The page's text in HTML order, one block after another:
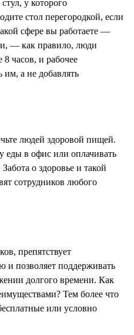
у которого
стол перегородкой, если
сфере вы работаете —
— как правило, люди
часов, и рабочее
им, а не добавлять
людей здоровой пищей.
еды в офис или оплачивать
о здоровье и такой
сотрудников любого
препятствует
и позволяет поддерживать
долгого времени. Как
Тем более что
или условно